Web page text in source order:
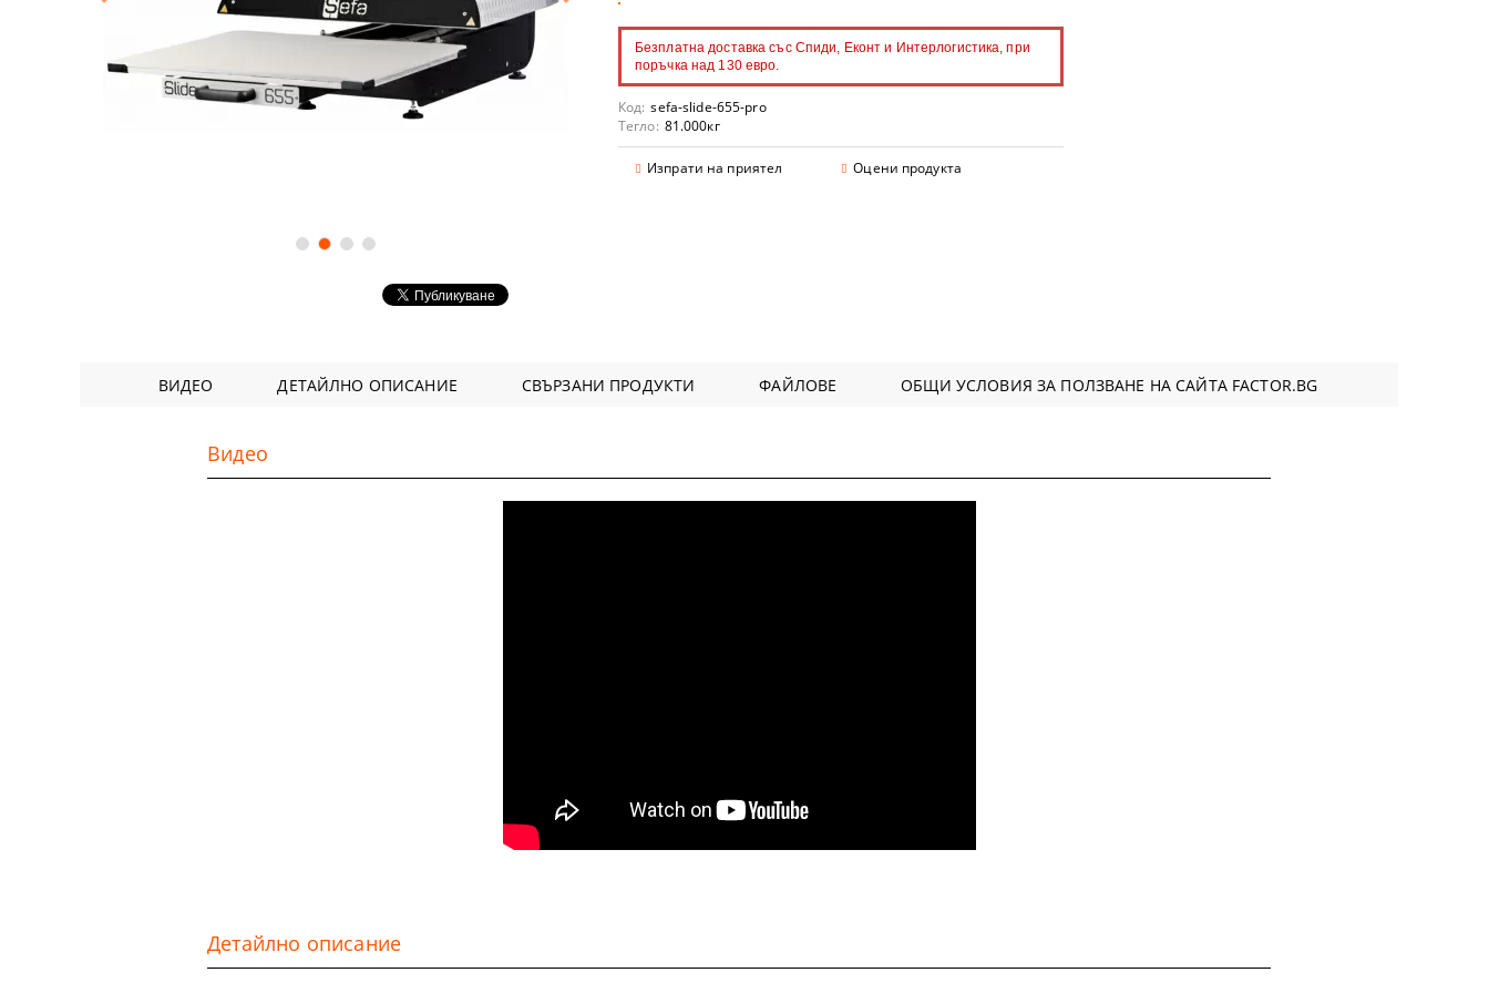
Аксесоари
Софтуери
Удължени гаранции
DTF ФИЛМ
Безплатна доставка със Спиди, Еконт и Интерлогистика, при
поръчка над 130 евро.
Код: sefa-slide-655-pro
Тегло: 81.000кг
Изпрати на приятел Оцени продукта
ВИДЕО ДЕТАЙЛНО ОПИСАНИЕ СВЪРЗАНИ ПРОДУКТИ ФАЙЛОВЕ ОБЩИ УСЛОВИЯ ЗА ПОЛЗВАНЕ НА САЙТА FACTOR.BG
Видео
Детайлно описание